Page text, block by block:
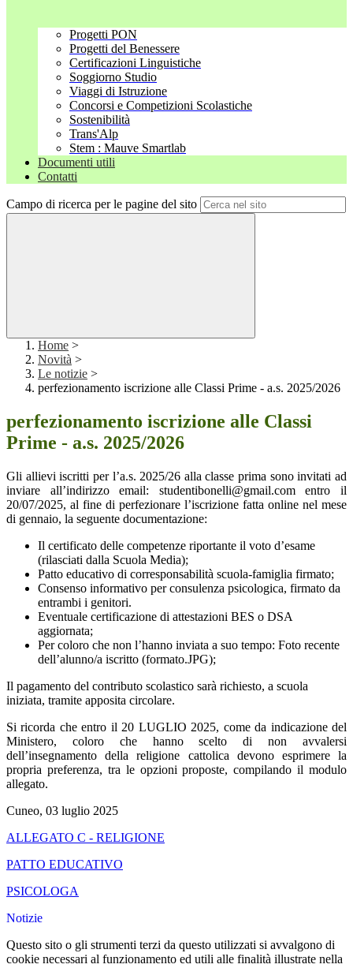
Progetti PON
Progetti del Benessere
Certificazioni Linguistiche
Soggiorno Studio
Viaggi di Istruzione
Concorsi e Competizioni Scolastiche
Sostenibilità
Trans'Alp
Stem : Mauve Smartlab
Documenti utili
Contatti
Campo di ricerca per le pagine del sito
Home >
Novità >
Le notizie >
perfezionamento iscrizione alle Classi Prime - a.s. 2025/2026
perfezionamento iscrizione alle Classi
Prime - a.s. 2025/2026
Gli allievi iscritti per l’a.s. 2025/26 alla classe prima sono invitati ad
inviare all’indirizzo email: studentibonelli@gmail.com entro il
20/07/2025, al fine di perfezionare l’iscrizione fatta online nel mese
di gennaio, la seguente documentazione:
Il certificato delle competenze riportante il voto d’esame
(rilasciati dalla Scuola Media);
Patto educativo di corresponsabilità scuola-famiglia firmato;
Consenso informativo per consulenza psicologica, firmato da
entrambi i genitori.
Eventuale certificazione di attestazioni BES o DSA
aggiornata;
Per coloro che non l’hanno inviata a suo tempo: Foto recente
dell’alunno/a iscritto (formato.JPG);
Il pagamento del contributo scolastico sarà richiesto, a scuola
iniziata, tramite apposita circolare.
Si ricorda che entro il 20 LUGLIO 2025, come da indicazione del
Ministero, coloro che hanno scelto di non avvalersi
dell’insegnamento della religione cattolica devono esprimere la
propria preferenza, tra le opzioni proposte, compilando il modulo
allegato.
Cuneo, 03 luglio 2025
ALLEGATO C - RELIGIONE
PATTO EDUCATIVO
PSICOLOGA
Notizie
Questo sito o gli strumenti terzi da questo utilizzati si avvalgono di
cookie necessari al funzionamento ed utili alle finalità illustrate nella